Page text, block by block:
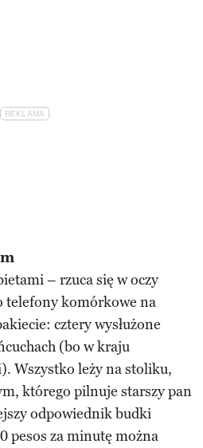
– rzuca się w oczy
komórkowe na
cztery wysłużone
(bo w kraju
Wszystko leży na stoliku,
którego pilnuje starszy pan
odpowiednik budki
pesos za minutę można